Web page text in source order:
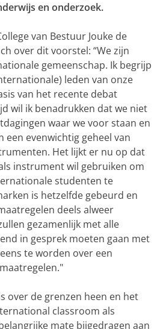
en onderzoek.
van Bestuur Jouke de
over dit voorstel: “We zijn
gemeenschap. Ik begrijp
leden van onze
van het recente debat
wil ik benadrukken dat we niet
waar we voor staan en
een evenwichtig geheel van
Het lijkt er nu op dat
instrument wil gebruiken om
studenten te
is hetzelfde gebeurd en
deels alweer
gezamenlijk met alle
in gesprek moeten gaan met
te worden over een
over de grenzen heen en het
classroom als
mate bijgedragen aan